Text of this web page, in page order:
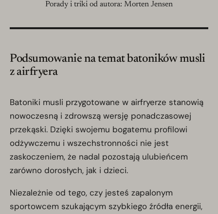
Porady i triki od autora: Morten Jensen
Podsumowanie na temat batoników musli
z airfryera
Batoniki musli przygotowane w airfryerze stanowią
nowoczesną i zdrowszą wersję ponadczasowej
przekąski. Dzięki swojemu bogatemu profilowi
odżywczemu i wszechstronności nie jest
zaskoczeniem, że nadal pozostają ulubieńcem
zarówno dorosłych, jak i dzieci.
Niezależnie od tego, czy jesteś zapalonym
sportowcem szukającym szybkiego źródła energii,